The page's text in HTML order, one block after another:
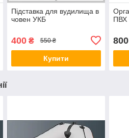
Підставка для вудилища в
човен УКБ
400₴ 550 ₴
Купити
ПВХ
800